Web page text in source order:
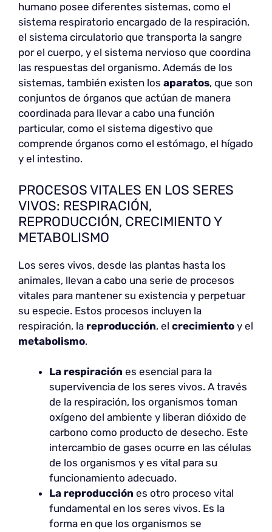
humano posee diferentes sistemas, como el
sistema respiratorio encargado de la respiración,
el sistema circulatorio que transporta la sangre
por el cuerpo, y el sistema nervioso que coordina
las respuestas del organismo. Además de los
sistemas, también existen los aparatos, que son
conjuntos de órganos que actúan de manera
coordinada para llevar a cabo una función
particular, como el sistema digestivo que
comprende órganos como el estómago, el hígado
y el intestino.
PROCESOS VITALES EN LOS SERES
VIVOS: RESPIRACIÓN,
REPRODUCCIÓN, CRECIMIENTO Y
METABOLISMO
Los seres vivos, desde las plantas hasta los
animales, llevan a cabo una serie de procesos
vitales para mantener su existencia y perpetuar
su especie. Estos procesos incluyen la
respiración, la reproducción, el crecimiento y el
metabolismo.
La respiración es esencial para la
supervivencia de los seres vivos. A través
de la respiración, los organismos toman
oxígeno del ambiente y liberan dióxido de
carbono como producto de desecho. Este
intercambio de gases ocurre en las células
de los organismos y es vital para su
funcionamiento adecuado.
La reproducción es otro proceso vital
fundamental en los seres vivos. Es la
forma en que los organismos se